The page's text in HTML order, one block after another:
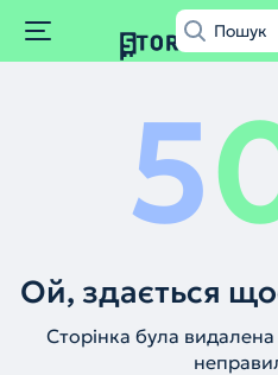
5
Ой, здається
Сторінка була